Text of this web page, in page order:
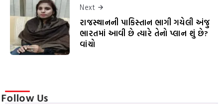
Next
રાજસ્થાનની પાકિસ્તાન ભાગી ગયેલી અંજુ
ભારતમાં આવી છે ત્યારે તેનો પ્લાન શું છે?
વાંચો
Follow Us